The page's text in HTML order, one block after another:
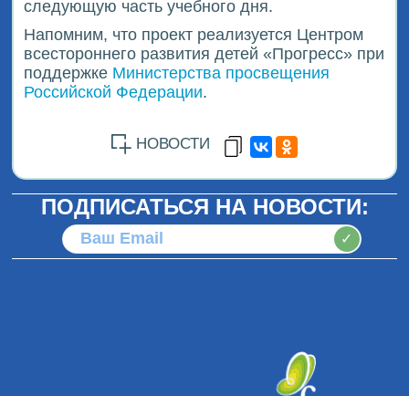
следующую часть учебного дня.
Напомним, что проект реализуется Центром
всестороннего развития детей «Прогресс» при
поддержке Министерства просвещения
Российской Федерации.
НОВОСТИ
ПОДПИСАТЬСЯ НА НОВОСТИ:
✓